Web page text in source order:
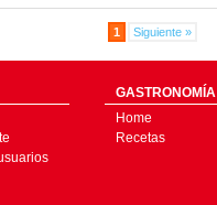
1 Siguiente »
GASTRONOMÍA
Home
Recetas